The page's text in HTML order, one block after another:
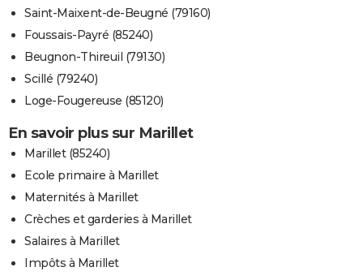
Saint-Maixent-de-Beugné (79160)
Foussais-Payré (85240)
Beugnon-Thireuil (79130)
Scillé (79240)
Loge-Fougereuse (85120)
En savoir plus sur Marillet
Marillet (85240)
Ecole primaire à Marillet
Maternités à Marillet
Crèches et garderies à Marillet
Salaires à Marillet
Impôts à Marillet